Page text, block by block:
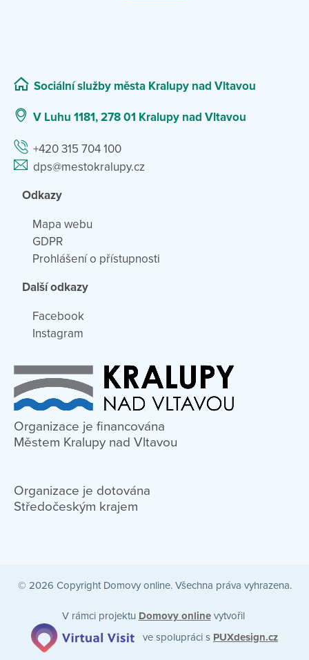
Sociální služby města Kralupy nad Vltavou
V Luhu 1181, 278 01 Kralupy nad Vltavou
+420 315 704 100
dps@mestokralupy.cz
Odkazy
Mapa webu
GDPR
Prohlášení o přístupnosti
Další odkazy
Facebook
Instagram
Organizace je financována
Městem Kralupy nad Vltavou
Organizace je dotována
Středočeským krajem
© 2026 Copyright Domovy online. Všechna práva vyhrazena.
V rámci projektu Domovy onlinevytvořil
ve spolupráci s PUXdesign.cz